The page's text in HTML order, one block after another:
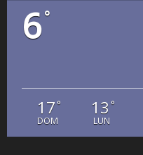
6°
17°
DOM
13 °
LUN